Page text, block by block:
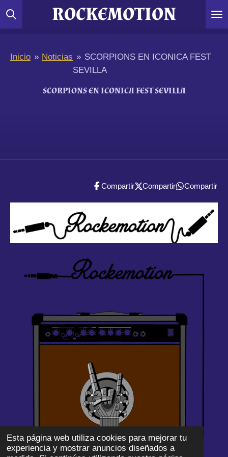
Esta página web utiliza cookies para mejorar tu
experiencia y mostrar anuncios diseñados a
Ir
ROCKEMOTION
Inicio » Noticias » SCORPIONS EN ICONICA FEST
SEVILLA
SCORPIONS EN ICONICA FEST SEVILLA
Compartir Compartir Compartir